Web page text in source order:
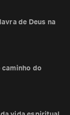
de Deus na
caminho do